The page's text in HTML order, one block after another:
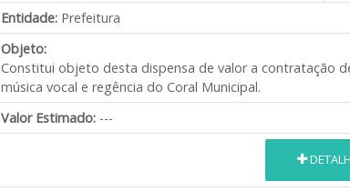
Entidade: Prefeitura
Objeto:
Constitui objeto desta dispensa de valor a contratação
música vocal e regência do Coral Municipal.
Valor Estimado: ---